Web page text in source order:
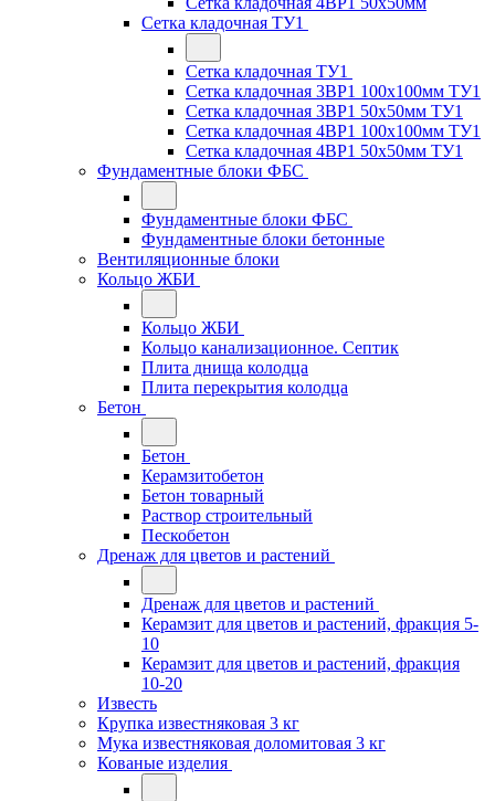
Сетка кладочная ТУ1
Сетка кладочная ТУ1
Сетка кладочная 3ВР1 100x100мм ТУ1
Сетка кладочная 3ВР1 50x50мм ТУ1
Сетка кладочная 4ВР1 100x100мм ТУ1
Сетка кладочная 4ВР1 50x50мм ТУ1
Фундаментные блоки ФБС
Фундаментные блоки ФБС
Фундаментные блоки бетонные
Вентиляционные блоки
Кольцо ЖБИ
Кольцо ЖБИ
Кольцо канализационное. Септик
Плита днища колодца
Плита перекрытия колодца
Бетон
Бетон
Керамзитобетон
Бетон товарный
Раствор строительный
Пескобетон
Дренаж для цветов и растений
Дренаж для цветов и растений
Керамзит для цветов и растений, фракция 5-
10
Керамзит для цветов и растений, фракция
10-20
Известь
Крупка известняковая 3 кг
Мука известняковая доломитовая 3 кг
Кованые изделия